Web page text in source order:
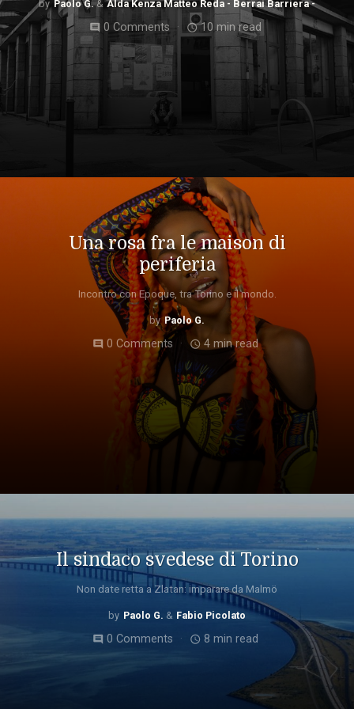
Paolo G. Alda Kenza Matteo Reda - Berrai Barriera -
comment 0 Comments access_time10 min read
Una rosa fra le maison di
periferia
Incontro con Epoque, tra Torino e il mondo.
Paolo G.
comment 0 Comments access_time 4 min read
Il sindaco svedese di Torino
Non date retta a Zlatan: imparare da Malmö
Paolo G. Fabio Picolato
comment0 Comments access_time 8 min read